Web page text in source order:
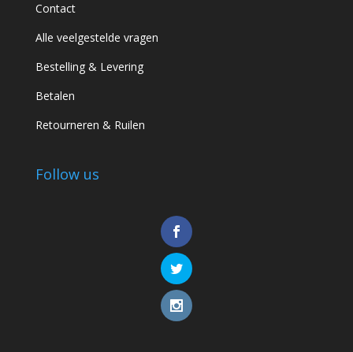
Contact
Alle veelgestelde vragen
Bestelling & Levering
Betalen
Retourneren & Ruilen
Follow us